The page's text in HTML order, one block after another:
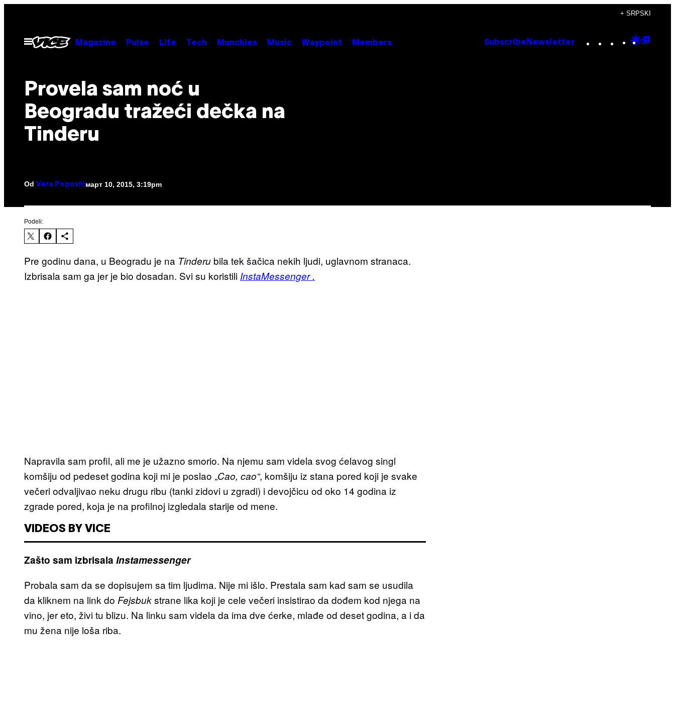
садржај
+ SRPSKI
Otvori
Meni
Magazine Pulse Life Tech Munchies Music Waypoint Members Subscribe Newsletter Instagram
TikTok
YouTube
Google
Provela sam noć u
Beogradu tražeći dečka na
Tinderu
Od Vera Popovićмарт 10, 2015, 3:19pm
Podeli:
Pre godinu dana, u Beogradu je na Tinderu bila tek šačica nekih ljudi, uglavnom stranaca.
Izbrisala sam ga jer je bio dosadan. Svi su koristili InstaMessenger .
Napravila sam profil, ali me je užazno smorio. Na njemu sam videla svog ćelavog singl
komšiju od pedeset godina koji mi je poslao „Cao, cao“, komšiju iz stana pored koji je svake
večeri odvaljivao neku drugu ribu (tanki zidovi u zgradi) i devojčicu od oko 14 godina iz
zgrade pored, koja je na profilnoj izgledala starije od mene.
VIDEOS BY VICE
Zašto sam izbrisala Instamessenger
Probala sam da se dopisujem sa tim ljudima. Nije mi išlo. Prestala sam kad sam se usudila
da kliknem na link do Fejsbukstrane lika koji je cele večeri insistirao da dođem kod njega na
vino, jer eto, živi tu blizu. Na linku sam videla da ima dve ćerke, mlađe od deset godina, a i da
mu žena nije loša riba.